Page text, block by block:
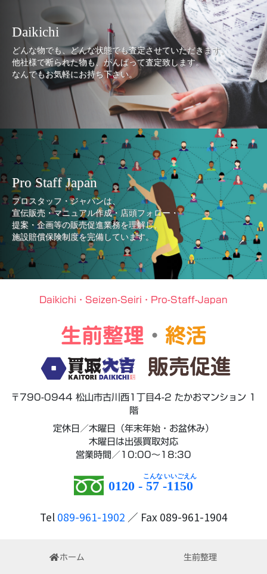
Daikichi
どんな物でも、どんな状態でも査定させていただきます。
他社様で断られた物も、がんばって査定致します。
なんでもお気軽にお持ち下さい。
Pro Staff Japan
プロスタッフ・ジャパンは、
宣伝販売・マニュアル作成・店頭フォロー・
提案・企画等の販売促進業務を理解し、
施設賠償保険制度を完備しています。
Daikichi・Seizen-Seiri・Pro-Staff-Japan
生前整理 ・ 終活
販売促進
〒790-0944 松山市古川西1丁目4-2 たかおマンション 1
階
定休日／木曜日（年末年始・お盆休み）
木曜日は出張買取対応
営業時間／10:00～18:30
0120 - 57 -1150
Tel 089-961-1902 ／ Fax 089-961-1904
ホーム 生前整理